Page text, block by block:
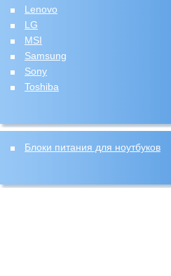
Lenovo
LG
MSI
Samsung
Sony
Toshiba
Блоки питания для ноутбуков